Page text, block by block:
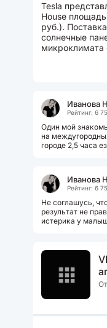
Tesla
House
руб.).
солнечные
микроклимата
Иванова
Рейтинг: 6
Один мой
на
городе 2,5 часа
Иванова
Рейтинг: 6
Не соглашусь,
результат не
истерика у